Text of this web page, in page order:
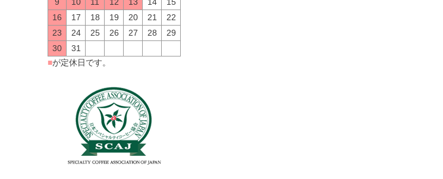
16
17 18 19 20 21
22
23
24 25 26 27 28
29
30
31
■が定休日です。